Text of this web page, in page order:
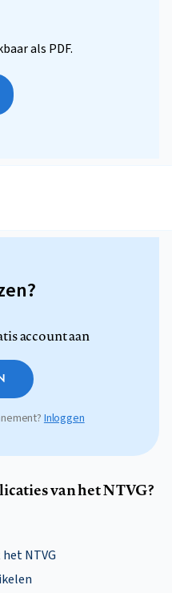
als PDF.
account aan
Inloggen
van het NTVG?
NTVG